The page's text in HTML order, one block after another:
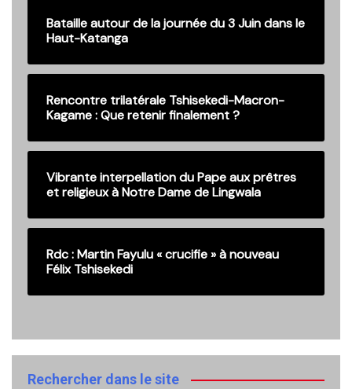
Bataille autour de la journée du 3 Juin dans le
Haut-Katanga
Rencontre trilatérale Tshisekedi-Macron-
Kagame : Que retenir finalement ?
Vibrante interpellation du Pape aux prêtres
et religieux à Notre Dame de Lingwala
Rdc : Martin Fayulu « crucifie » à nouveau
Félix Tshisekedi
Rechercher dans le site